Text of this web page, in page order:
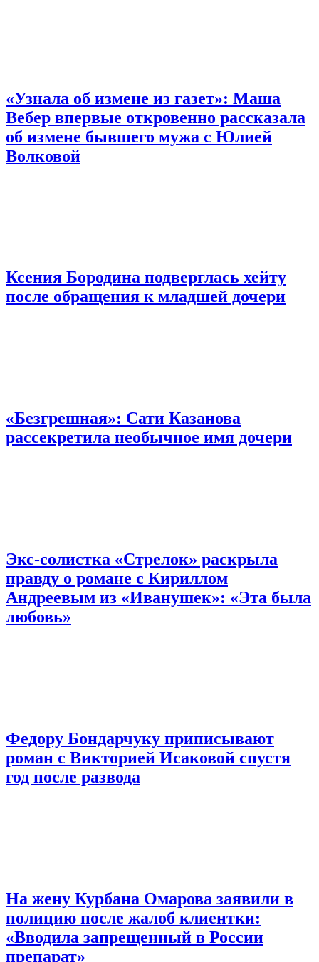
«Узнала об измене из газет»: Маша
Вебер впервые откровенно рассказала
об измене бывшего мужа с Юлией
Волковой
Ксения Бородина подверглась хейту
после обращения к младшей дочери
«Безгрешная»: Сати Казанова
рассекретила необычное имя дочери
Экс-солистка «Стрелок» раскрыла
правду о романе с Кириллом
Андреевым из «Иванушек»: «Эта была
любовь»
Федору Бондарчуку приписывают
роман с Викторией Исаковой спустя
год после развода
На жену Курбана Омарова заявили в
полицию после жалоб клиентки:
«Вводила запрещенный в России
препарат»